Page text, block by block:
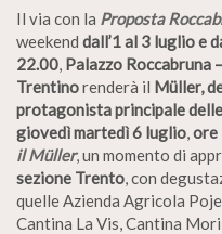
Il via con la Proposta
weekend dall’1 al 3 luglio e
22.00, Palazzo Roccabruna
Trentinorenderà il Müller,
protagonista principale
giovedì martedì 6 luglio,ore
il Müller, un momento di
sezione Trento, con
quelle Azienda Agricola
Cantina La Vis, Cantina